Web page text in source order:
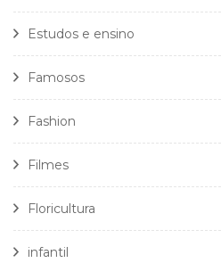
Estudos e ensino
Famosos
Fashion
Filmes
Floricultura
infantil